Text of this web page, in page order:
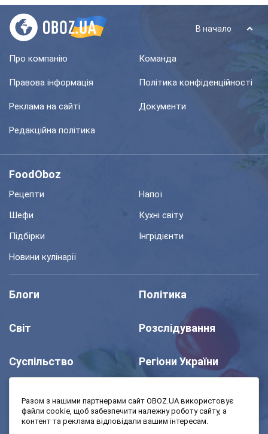
В начало
Про компанію Команда
Правова інформація Політика конфіденційності
Реклама на сайті Документи
Редакційна політика
FoodOboz
Рецепти
Напої
Шефи
Кухні світу
Підбірки
Інгрідієнти
Новини кулінарії
Блоги Політика
Світ Розслідування
Суспільство Регіони України
Шоу Спорт
Моя школа
Разом з нашими партнерами сайт OBOZ.UA використовує
файли cookie, щоб забезпечити належну роботу сайту, а
контент та реклама відповідали вашим інтересам.